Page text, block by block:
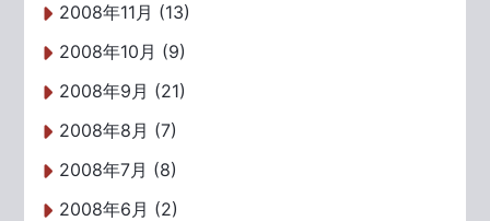
2008年11月 (13)
2008年10月 (9)
2008年9月 (21)
2008年8月 (7)
2008年7月 (8)
2008年6月 (2)